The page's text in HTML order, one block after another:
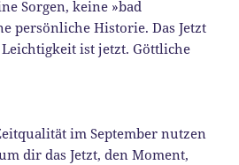
Sorgen, keine »bad
persönliche Historie. Das Jetzt
ist jetzt. Göttliche
im September nutzen
dir das Jetzt, den Moment,